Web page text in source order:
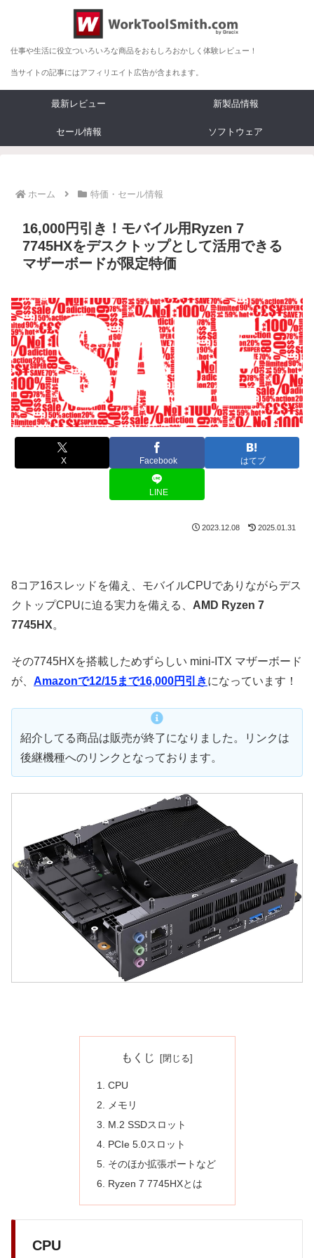
仕事や生活に役立ついろいろな商品をおもしろおかしく体験レビュー！
当サイトの記事にはアフィリエイト広告が含まれます。
最新レビュー 新製品情報
セール情報 ソフトウェア
ホーム 特価・セール情報
16,000円引き！モバイル用Ryzen 7
7745HXをデスクトップとして活用できる
マザーボードが限定特価
X Facebook はてブ
LINE
2023.12.08 2025.01.31
8コア16スレッドを備え、モバイルCPUでありながらデス
クトップCPUに迫る実力を備える、 AMD Ryzen 7
7745HX。
その7745HXを搭載しためずらしい mini-ITX マザーボード
が、 Amazonで12/15まで16,000円引きになっています！
紹介してる商品は販売が終了になりました。リンクは
後継機種へのリンクとなっております。
もくじ
CPU
メモリ
M.2 SSDスロット
PCIe 5.0スロット
そのほか拡張ポートなど
Ryzen 7 7745HXとは
CPU